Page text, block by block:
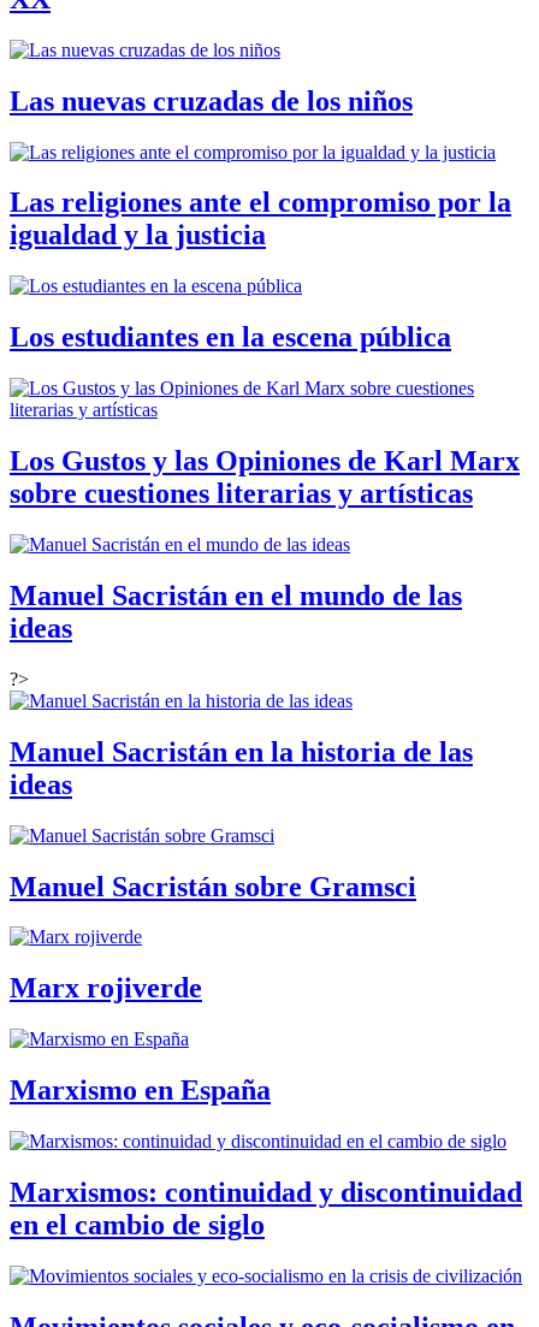
Las nuevas cruzadas de los niños
Las religiones ante el compromiso por la
igualdad y la justicia
Los estudiantes en la escena pública
Los Gustos y las Opiniones de Karl Marx
sobre cuestiones literarias y artísticas
Manuel Sacristán en el mundo de las
ideas
?>
Manuel Sacristán en la historia de las
ideas
Manuel Sacristán sobre Gramsci
Marx rojiverde
Marxismo en España
Marxismos: continuidad y discontinuidad
en el cambio de siglo